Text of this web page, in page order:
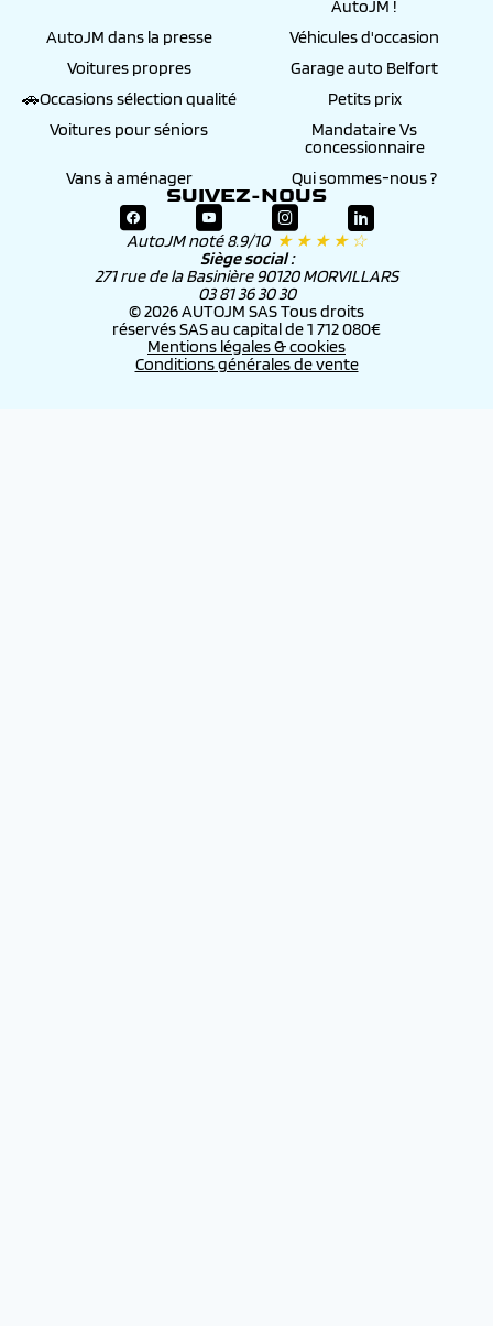
AutoJM !
AutoJM dans la presse
Véhicules d'occasion
Voitures propres
Garage auto Belfort
🚗Occasions sélection qualité
Petits prix
Voitures pour séniors
Mandataire Vs
concessionnaire
Vans à aménager
Qui sommes-nous ?
SUIVEZ-NOUS
AutoJM noté 8.9/10 ★ ★ ★ ★ ☆
Siège social :
271 rue de la Basinière 90120 MORVILLARS
03 81 36 30 30
© 2026 AUTOJM SAS Tous droits
réservés SAS au capital de 1 712 080€
Mentions légales & cookies
Conditions générales de vente